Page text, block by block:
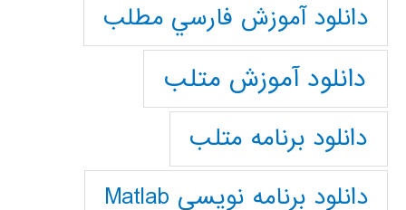
دانلود آموزش فارسي مطلب
دانلود آموزش متلب
دانلود برنامه متلب
دانلود برنامه نويسي Matlab